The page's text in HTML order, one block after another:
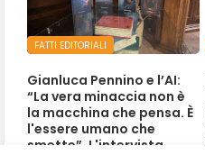
FATTI EDITORIALI
Gianluca Pennino e l’AI:
“La vera minaccia non è
la macchina che pensa. È
l'essere umano che
smette”. L'intervista